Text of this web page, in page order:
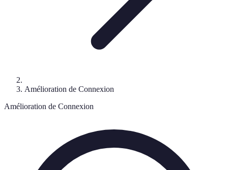
Amélioration de Connexion
Amélioration de Connexion